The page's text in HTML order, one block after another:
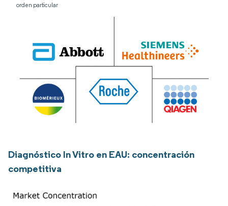
orden particular
Diagnóstico In Vitro en EAU: concentración
competitiva